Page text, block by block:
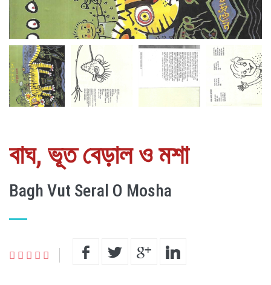
বাঘ, ভূত বেড়াল ও মশা
Bagh Vut Seral O Mosha